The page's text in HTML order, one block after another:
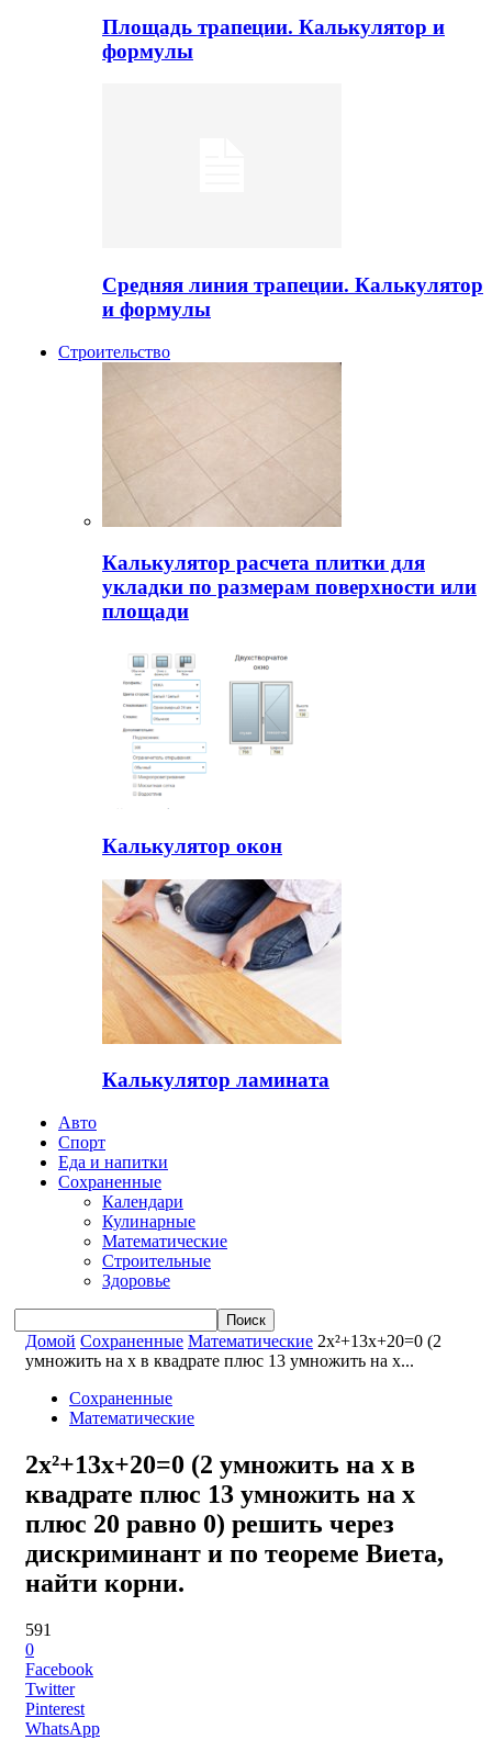
Площадь трапеции. Калькулятор и
формулы
Средняя линия трапеции. Калькулятор
и формулы
Строительство
Калькулятор расчета плитки для
укладки по размерам поверхности или
площади
Калькулятор окон
Калькулятор ламината
Авто
Спорт
Еда и напитки
Сохраненные
Календари
Кулинарные
Математические
Строительные
Здоровье
Домой Сохраненные Математические 2x²+13x+20=0 (2
умножить на x в квадрате плюс 13 умножить на x...
Сохраненные
Математические
2x²+13x+20=0 (2 умножить на x в
квадрате плюс 13 умножить на x
плюс 20 равно 0) решить через
дискриминант и по теореме Виета,
найти корни.
591
0
Facebook
Twitter
Pinterest
WhatsApp